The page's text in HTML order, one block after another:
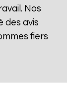
Nos
des avis
fiers